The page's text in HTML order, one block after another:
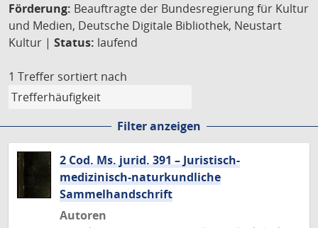
Förderung: Beauftragte der Bundesregierung für Kultur
und Medien, Deutsche Digitale Bibliothek, Neustart
Kultur | Status: laufend
1 Treffer sortiert nach
Filter anzeigen
2 Cod. Ms. jurid. 391 – Juristisch-
medizinisch-naturkundliche
Sammelhandschrift
Autoren